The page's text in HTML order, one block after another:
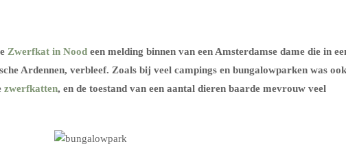
Zwerfkat in Nood een melding binnen van een Amsterdamse dame die in
Ardennen, verbleef. Zoals bij veel campings en bungalowparken was ook
zwerfkatten, en de toestand van een aantal dieren baarde mevrouw veel